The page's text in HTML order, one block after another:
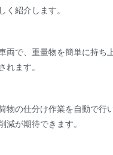
く紹介します。
両で、重量物を簡単に持
れます。
物の仕分け作業を自動で
減が期待できます。